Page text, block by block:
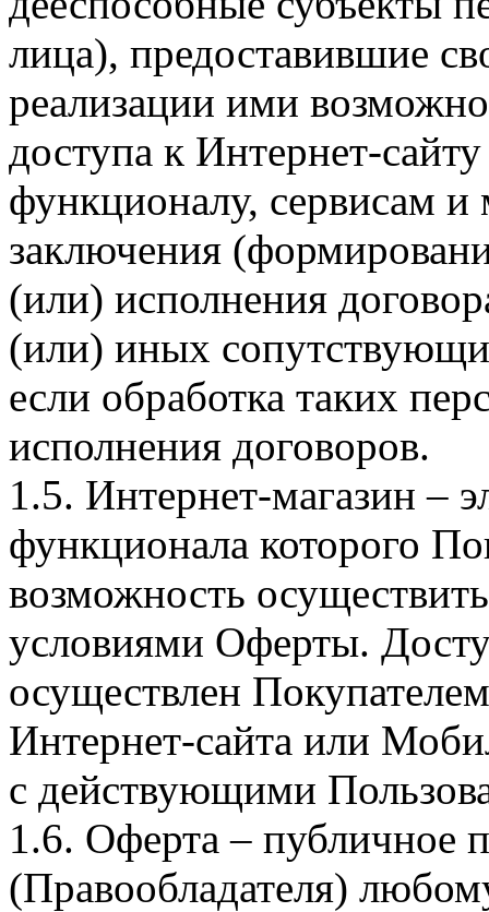
лица), предоставившие
реализации ими
доступа к Интернет-
функционалу, сервисам и
заключения
(или) исполнения
(или) иных
если обработка таких
исполнения договоров.
1.5. Интернет-магазин –
функционала которого
возможность
условиями Оферты.
осуществлен
Интернет-сайта или
с действующими
1.6. Оферта – публичное
(Правообладателя)